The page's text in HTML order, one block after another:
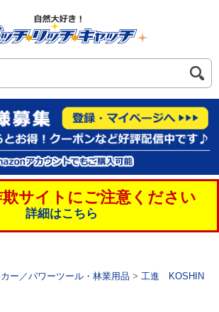
欺サイトにご注意ください
詳細はこちら
ー／パワーツール・林業用品 > 工進 KOSHIN